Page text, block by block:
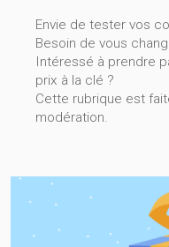
Envie de tester vos
Besoin de vous
Intéressé à prendre
prix à la clé ?
Cette rubrique est
modération.